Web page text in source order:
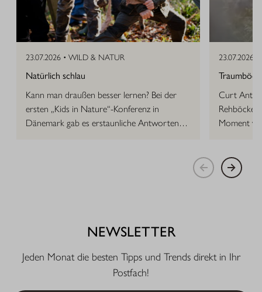
23.07.2026 • WILD & NATUR
Natürlich schlau
Kann man draußen besser lernen? Bei der
ersten „Kids in Nature“-Konferenz in
Dänemark gab es erstaunliche Antworten
23.07.2026 •
Curt Anton
Rehböcke,
Moment
NEWSLETTER
Jeden Monat die besten Tipps und Trends direkt in Ihr
Postfach!